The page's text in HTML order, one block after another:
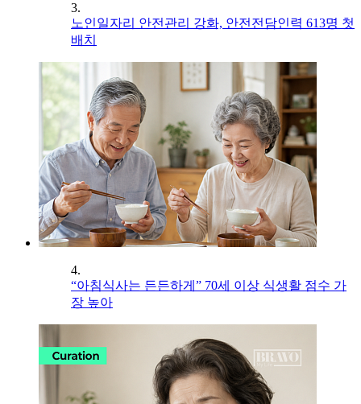
3.
노인일자리 안전관리 강화, 안전전담인력 613명 첫
배치
4.
“아침식사는 든든하게” 70세 이상 식생활 점수 가
장 높아